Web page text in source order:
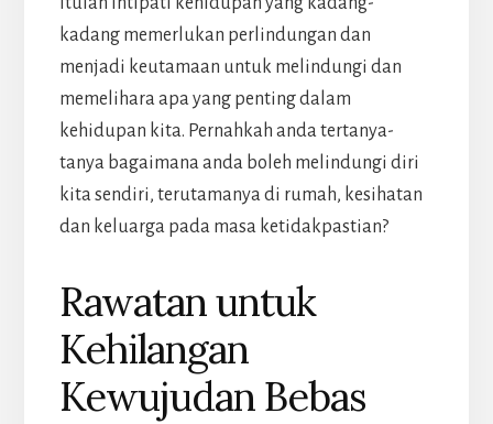
kadang memerlukan perlindungan dan
menjadi keutamaan untuk melindungi dan
memelihara apa yang penting dalam
kehidupan kita. Pernahkah anda tertanya-
tanya bagaimana anda boleh melindungi diri
kita sendiri, terutamanya di rumah, kesihatan
dan keluarga pada masa ketidakpastian?
Rawatan untuk
Kehilangan
Kewujudan Bebas